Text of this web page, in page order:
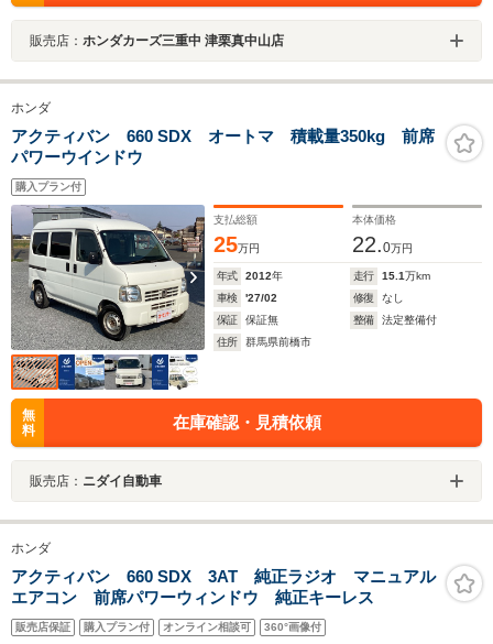
販売店： ホンダカーズ三重中 津栗真中山店
ホンダ
アクティバン 660 SDX オートマ 積載量350kg 前席
パワーウインドウ
購入プラン付
支払総額
25万円
本体価格
22.0万円
年式 2012年 走行 15.1万km
車検
'27/02 修復
なし
保証
保証無 整備
法定整備付
住所
群馬県前橋市
無
料
在庫確認・見積依頼
販売店： ニダイ自動車
ホンダ
アクティバン 660 SDX 3AT 純正ラジオ マニュアル
エアコン 前席パワーウィンドウ 純正キーレス
販売店保証 購入プラン付 オンライン相談可 360°画像付